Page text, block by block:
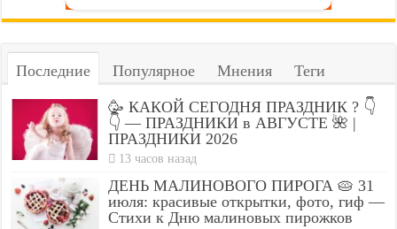
Последние Популярное Мнения Теги
🥳 КАКОЙ СЕГОДНЯ ПРАЗДНИК ? 👇
👇 — ПРАЗДНИКИ в АВГУСТЕ 🌺 |
ПРАЗДНИКИ 2026
13 часов назад
ДЕНЬ МАЛИНОВОГО ПИРОГА 🥧 31
июля: красивые открытки, фото, гиф —
Стихи к Дню малиновых пирожков